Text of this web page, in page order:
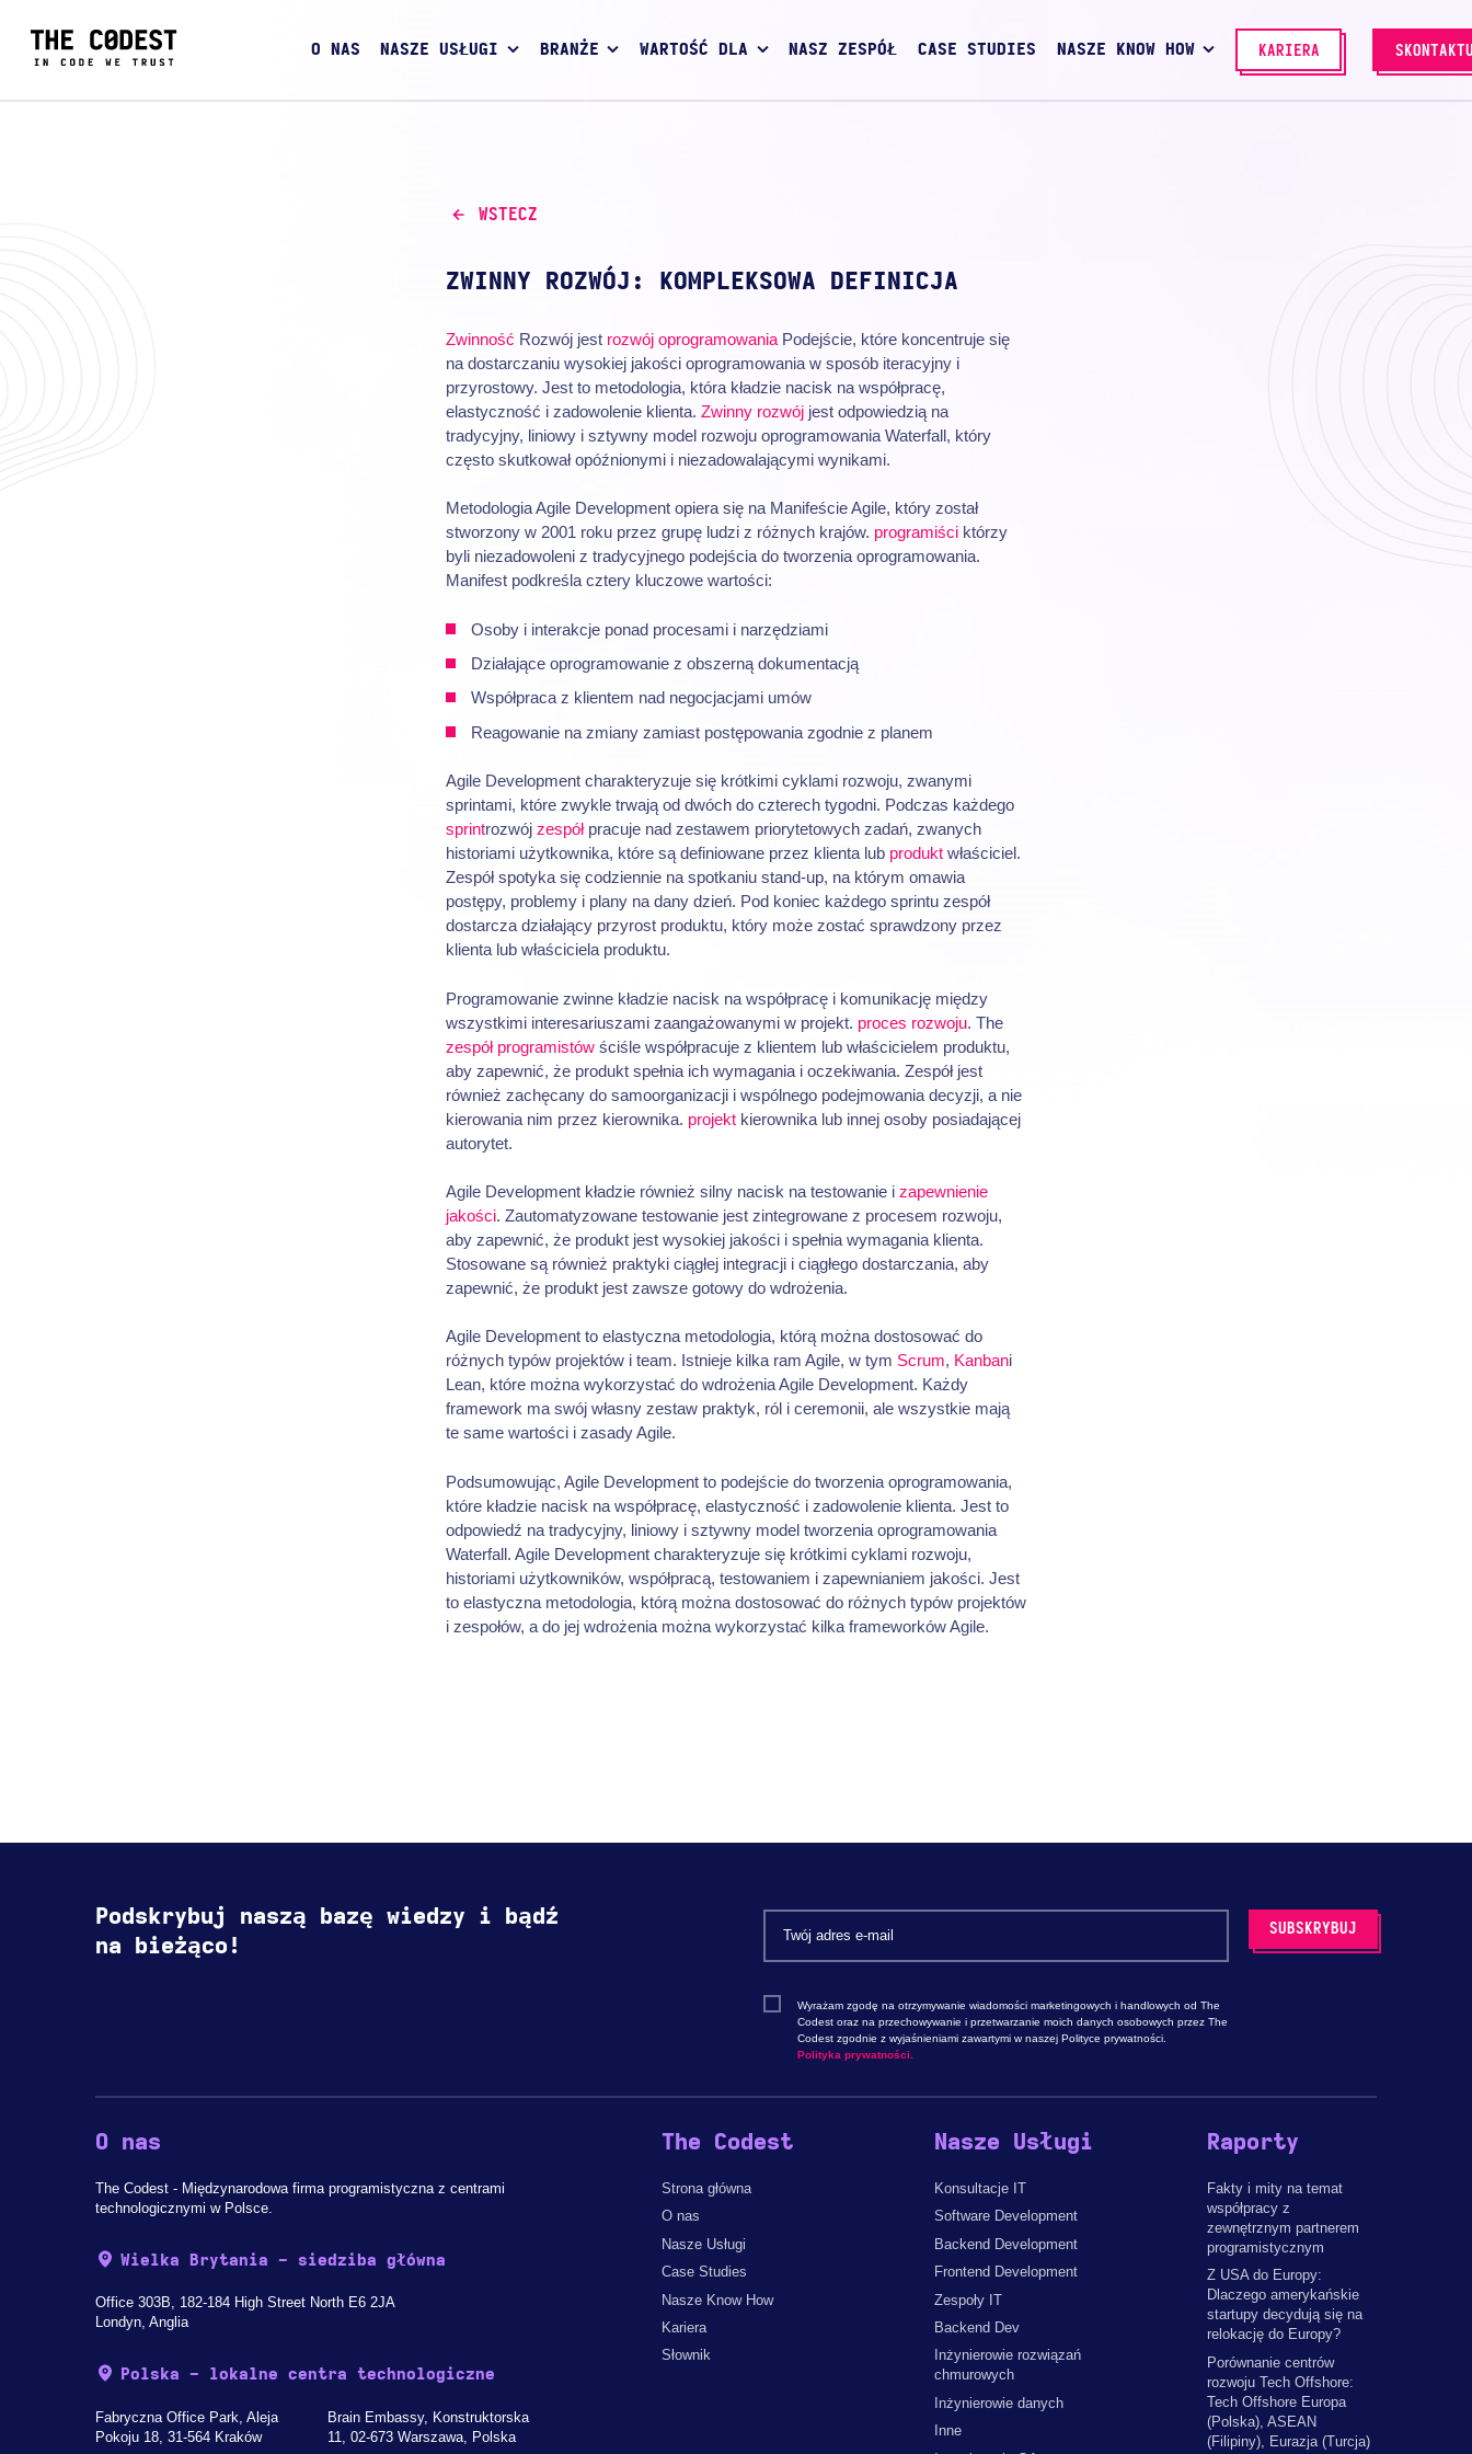
O NAS NASZE USŁUGI BRANŻE WARTOŚĆ DLA NASZ ZESPÓŁ CASE STUDIES NASZE KNOW HOW KARIERA
WSTECZ
ZWINNY ROZWÓJ: KOMPLEKSOWA DEFINICJA
Zwinność Rozwój jest rozwój oprogramowaniaPodejście, które koncentruje się
na dostarczaniu wysokiej jakości oprogramowania w sposób iteracyjny i
przyrostowy. Jest to metodologia, która kładzie nacisk na współpracę,
elastyczność i zadowolenie klienta. Zwinny rozwójjest odpowiedzią na
tradycyjny, liniowy i sztywny model rozwoju oprogramowania Waterfall, który
często skutkował opóźnionymi i niezadowalającymi wynikami.
Metodologia Agile Development opiera się na Manifeście Agile, który został
stworzony w 2001 roku przez grupę ludzi z różnych krajów. programiściktórzy
byli niezadowoleni z tradycyjnego podejścia do tworzenia oprogramowania.
Manifest podkreśla cztery kluczowe wartości:
Osoby i interakcje ponad procesami i narzędziami
Działające oprogramowanie z obszerną dokumentacją
Współpraca z klientem nad negocjacjami umów
Reagowanie na zmiany zamiast postępowania zgodnie z planem
Agile Development charakteryzuje się krótkimi cyklami rozwoju, zwanymi
sprintami, które zwykle trwają od dwóch do czterech tygodni. Podczas każdego
sprintrozwój zespółpracuje nad zestawem priorytetowych zadań, zwanych
historiami użytkownika, które są definiowane przez klienta lub produktwłaściciel.
Zespół spotyka się codziennie na spotkaniu stand-up, na którym omawia
postępy, problemy i plany na dany dzień. Pod koniec każdego sprintu zespół
dostarcza działający przyrost produktu, który może zostać sprawdzony przez
klienta lub właściciela produktu.
Programowanie zwinne kładzie nacisk na współpracę i komunikację między
wszystkimi interesariuszami zaangażowanymi w projekt. proces rozwoju. The
zespół programistówściśle współpracuje z klientem lub właścicielem produktu,
aby zapewnić, że produkt spełnia ich wymagania i oczekiwania. Zespół jest
również zachęcany do samoorganizacji i wspólnego podejmowania decyzji, a nie
kierowania nim przez kierownika. projektkierownika lub innej osoby posiadającej
autorytet.
Agile Development kładzie również silny nacisk na testowanie i zapewnienie
jakości. Zautomatyzowane testowanie jest zintegrowane z procesem rozwoju,
aby zapewnić, że produkt jest wysokiej jakości i spełnia wymagania klienta.
Stosowane są również praktyki ciągłej integracji i ciągłego dostarczania, aby
zapewnić, że produkt jest zawsze gotowy do wdrożenia.
Agile Development to elastyczna metodologia, którą można dostosować do
różnych typów projektów i team. Istnieje kilka ram Agile, w tym Scrum, Kanbani
Lean, które można wykorzystać do wdrożenia Agile Development. Każdy
framework ma swój własny zestaw praktyk, ról i ceremonii, ale wszystkie mają
te same wartości i zasady Agile.
Podsumowując, Agile Development to podejście do tworzenia oprogramowania,
które kładzie nacisk na współpracę, elastyczność i zadowolenie klienta. Jest to
odpowiedź na tradycyjny, liniowy i sztywny model tworzenia oprogramowania
Waterfall. Agile Development charakteryzuje się krótkimi cyklami rozwoju,
historiami użytkowników, współpracą, testowaniem i zapewnianiem jakości. Jest
to elastyczna metodologia, którą można dostosować do różnych typów projektów
i zespołów, a do jej wdrożenia można wykorzystać kilka frameworków Agile.
Podskrybuj naszą bazę wiedzy i bądź
na bieżąco!
Wyrażam zgodę na otrzymywanie wiadomości marketingowych i handlowych od The
Codest oraz na przechowywanie i przetwarzanie moich danych osobowych przez The
Codest zgodnie z wyjaśnieniami zawartymi w naszej Polityce prywatności.
Polityka prywatności.
O nas
The Codest - Międzynarodowa firma programistyczna z centrami
technologicznymi w Polsce.
Wielka Brytania - siedziba główna
Office 303B, 182-184 High Street North E6 2JA
Londyn, Anglia
Polska - lokalne centra technologiczne
Fabryczna Office Park, Aleja
Pokoju 18, 31-564 Kraków
Brain Embassy, Konstruktorska
11, 02-673 Warszawa, Polska
The Codest
Strona główna
O nas
Nasze Usługi
Case Studies
Nasze Know How
Kariera
Słownik
Nasze Usługi
Konsultacje IT
Software Development
Backend Development
Frontend Development
Zespoły IT
Backend Dev
Inżynierowie rozwiązań
chmurowych
Inżynierowie danych
Inne
Raporty
Fakty i mity na temat
współpracy z
zewnętrznym partnerem
programistycznym
Z USA do Europy:
Dlaczego amerykańskie
startupy decydują się na
relokację do Europy?
Porównanie centrów
rozwoju Tech Offshore:
Tech Offshore Europa
(Polska), ASEAN
(Filipiny), Eurazja (Turcja)